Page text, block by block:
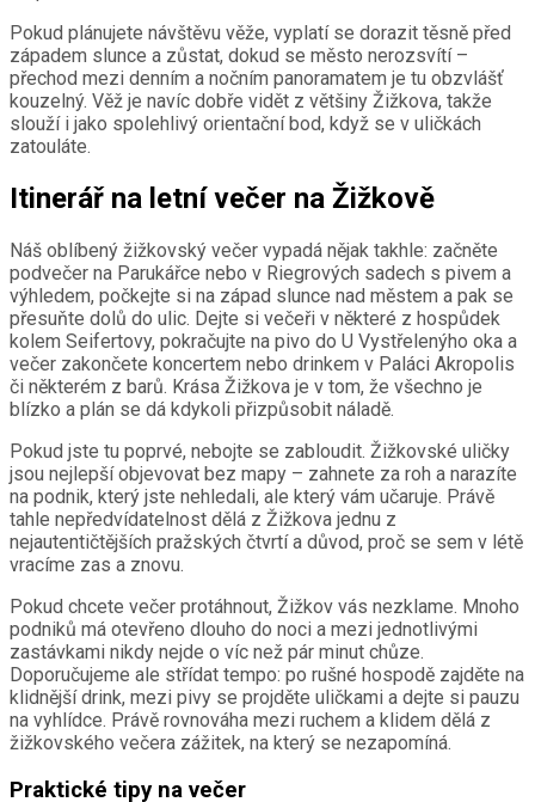
Pokud plánujete návštěvu věže, vyplatí se dorazit těsně před
západem slunce a zůstat, dokud se město nerozsvítí –
přechod mezi denním a nočním panoramatem je tu obzvlášť
kouzelný. Věž je navíc dobře vidět z většiny Žižkova, takže
slouží i jako spolehlivý orientační bod, když se v uličkách
zatouláte.
Itinerář na letní večer na Žižkově
Náš oblíbený žižkovský večer vypadá nějak takhle: začněte
podvečer na Parukářce nebo v Riegrových sadech s pivem a
výhledem, počkejte si na západ slunce nad městem a pak se
přesuňte dolů do ulic. Dejte si večeři v některé z hospůdek
kolem Seifertovy, pokračujte na pivo do U Vystřelenýho oka a
večer zakončete koncertem nebo drinkem v Paláci Akropolis
či některém z barů. Krása Žižkova je v tom, že všechno je
blízko a plán se dá kdykoli přizpůsobit náladě.
Pokud jste tu poprvé, nebojte se zabloudit. Žižkovské uličky
jsou nejlepší objevovat bez mapy – zahnete za roh a narazíte
na podnik, který jste nehledali, ale který vám učaruje. Právě
tahle nepředvídatelnost dělá z Žižkova jednu z
nejautentičtějších pražských čtvrtí a důvod, proč se sem v létě
vracíme zas a znovu.
Pokud chcete večer protáhnout, Žižkov vás nezklame. Mnoho
podniků má otevřeno dlouho do noci a mezi jednotlivými
zastávkami nikdy nejde o víc než pár minut chůze.
Doporučujeme ale střídat tempo: po rušné hospodě zajděte na
klidnější drink, mezi pivy se projděte uličkami a dejte si pauzu
na vyhlídce. Právě rovnováha mezi ruchem a klidem dělá z
žižkovského večera zážitek, na který se nezapomíná.
Praktické tipy na večer